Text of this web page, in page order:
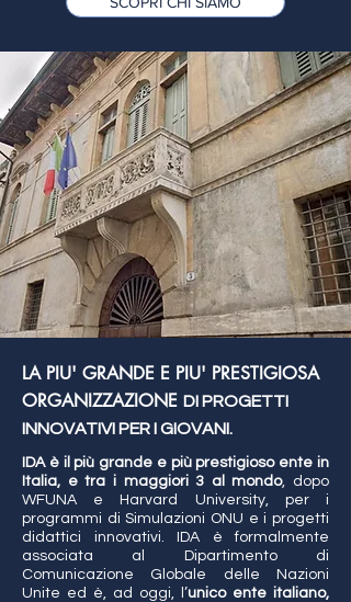
LA PIU' GRANDE E PIU' PRESTIGIOSA
ORGANIZZAZIONE DI PROGETTI
INNOVATIVI PER I GIOVANI.
IDA è il più grande e più prestigioso ente in
Italia, e tra i maggiori 3 al mondo, dopo
WFUNA e Harvard University, per i
programmi di Simulazioni ONU e i progetti
didattici innovativi. IDA è formalmente
associata al Dipartimento di
Comunicazione Globale delle Nazioni
Unite ed è, ad oggi, l’unico ente italiano,